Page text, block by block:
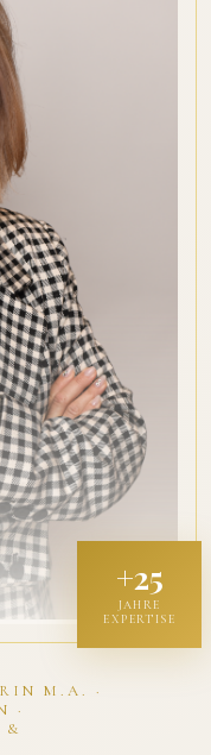
M.A. ·
·
&
+25
JAHRE
EXPERTISE